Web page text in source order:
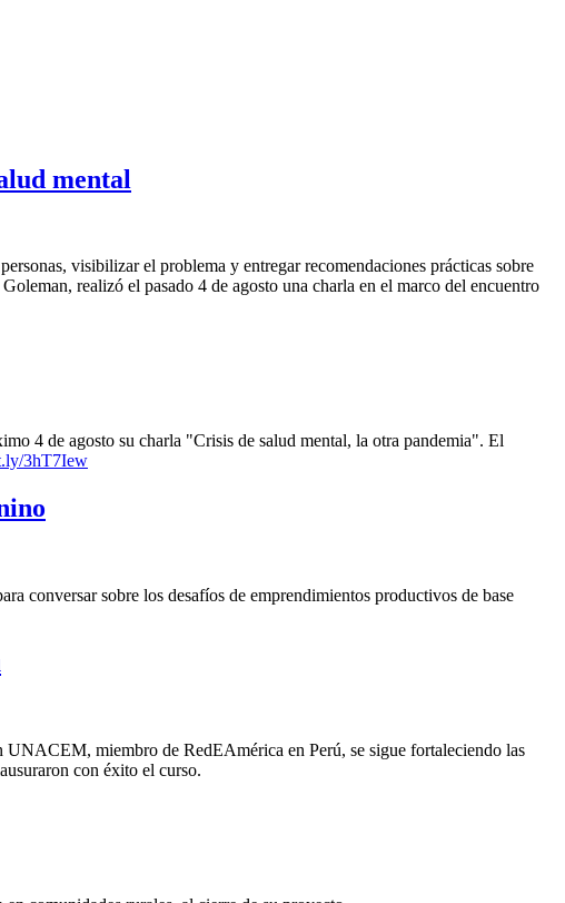
mental
visibilizar el problema y entregar recomendaciones prácticas sobre
realizó el pasado 4 de agosto una charla en el marco del encuentro
4 de agosto su charla "Crisis de salud mental, la otra pandemia". El
3hT7Iew
conversar sobre los desafíos de emprendimientos productivos de base
miembro de RedEAmérica en Perú, se sigue fortaleciendo las
con éxito el curso.